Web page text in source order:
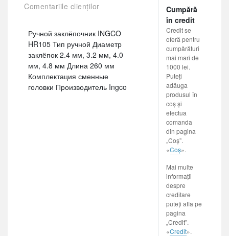
Comentariile clienților
Ручной заклёпочник INGCO
HR105 Тип ручной Диаметр
заклёпок 2.4 мм, 3.2 мм, 4.0
мм, 4.8 мм Длина 260 мм
Комплектация сменные
головки Производитель Ingco
Cumpără
în credit
Credit se
oferă pentru
cumpărături
mai mari de
1000 lei.
Puteți
adăuga
produsul în
coș și
efectua
comanda
din pagina
„Coș”.
«Coș».
Mai multe
informații
despre
creditare
puteți afla pe
pagina
„Credit”.
«Credit».